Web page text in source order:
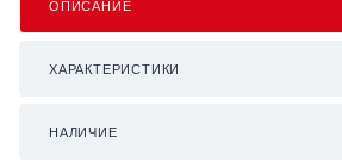
ОПИСАНИЕ
ХАРАКТЕРИСТИКИ
НАЛИЧИЕ